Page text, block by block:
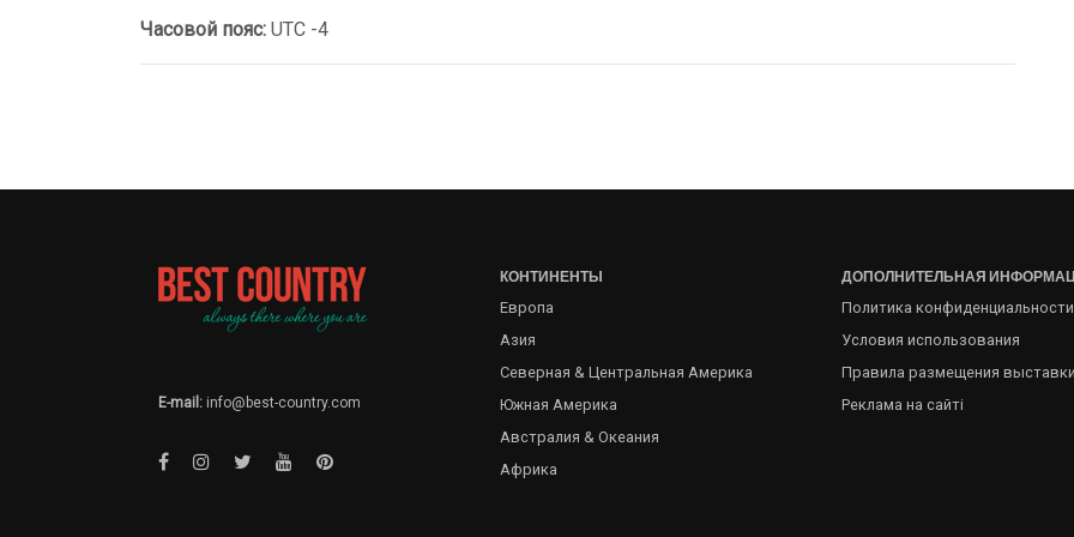
Часовой пояс: UTC -4
E-mail: info@best-country.com
КОНТИНЕНТЫ
Европа
Азия
Северная & Центральная Америка
Южная Америка
Австралия & Океания
Африка
ДОПОЛНИТЕЛЬНАЯ
Политика конфиденциальности
Условия использования
Правила размещения выставки
Реклама на сайті